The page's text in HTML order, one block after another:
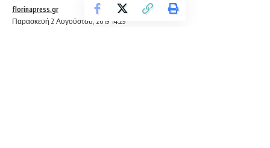
Παρασκευή 2 Αυγούστου, 2019 14:29
florinapress.gr